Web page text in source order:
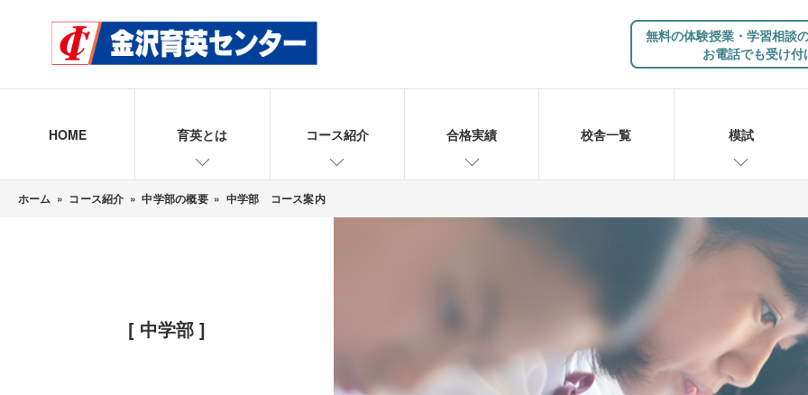
無料の体験授業・学習相談
お電話でも受け
HOME 育英とは コース紹介 合格実績 校舎一覧 模試
ホーム » コース紹介 » 中学部の概要 » 中学部 コース案内
[ 中学部 ]